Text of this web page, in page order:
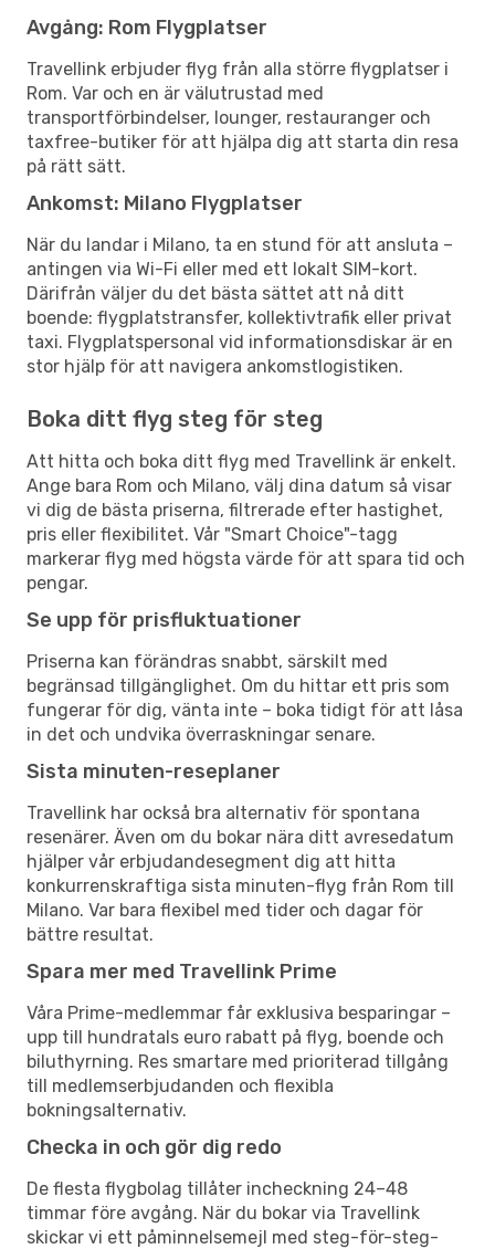
Avgång: Rom Flygplatser
Travellink erbjuder flyg från alla större flygplatser i
Rom. Var och en är välutrustad med
transportförbindelser, lounger, restauranger och
taxfree-butiker för att hjälpa dig att starta din resa
på rätt sätt.
Ankomst: Milano Flygplatser
När du landar i Milano, ta en stund för att ansluta –
antingen via Wi-Fi eller med ett lokalt SIM-kort.
Därifrån väljer du det bästa sättet att nå ditt
boende: flygplatstransfer, kollektivtrafik eller privat
taxi. Flygplatspersonal vid informationsdiskar är en
stor hjälp för att navigera ankomstlogistiken.
Boka ditt flyg steg för steg
Att hitta och boka ditt flyg med Travellink är enkelt.
Ange bara Rom och Milano, välj dina datum så visar
vi dig de bästa priserna, filtrerade efter hastighet,
pris eller flexibilitet. Vår "Smart Choice"-tagg
markerar flyg med högsta värde för att spara tid och
pengar.
Se upp för prisfluktuationer
Priserna kan förändras snabbt, särskilt med
begränsad tillgänglighet. Om du hittar ett pris som
fungerar för dig, vänta inte – boka tidigt för att låsa
in det och undvika överraskningar senare.
Sista minuten-reseplaner
Travellink har också bra alternativ för spontana
resenärer. Även om du bokar nära ditt avresedatum
hjälper vår erbjudandesegment dig att hitta
konkurrenskraftiga sista minuten-flyg från Rom till
Milano. Var bara flexibel med tider och dagar för
bättre resultat.
Spara mer med Travellink Prime
Våra Prime-medlemmar får exklusiva besparingar –
upp till hundratals euro rabatt på flyg, boende och
biluthyrning. Res smartare med prioriterad tillgång
till medlemserbjudanden och flexibla
bokningsalternativ.
Checka in och gör dig redo
De flesta flygbolag tillåter incheckning 24–48
timmar före avgång. När du bokar via Travellink
skickar vi ett påminnelsemejl med steg-för-steg-